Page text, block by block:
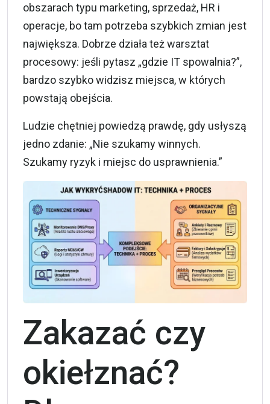
obszarach typu marketing, sprzedaż, HR i
operacje, bo tam potrzeba szybkich zmian jest
największa. Dobrze działa też warsztat
procesowy: jeśli pytasz „gdzie IT spowalnia?”,
bardzo szybko widzisz miejsca, w których
powstają obejścia.
Ludzie chętniej powiedzą prawdę, gdy usłyszą
jedno zdanie: „Nie szukamy winnych.
Szukamy ryzyk i miejsc do usprawnienia.”
Zakazać czy
okiełznać?